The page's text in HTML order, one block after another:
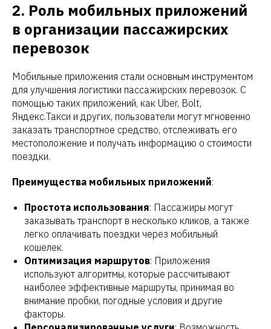
2. Роль мобильных приложений
в организации пассажирских
перевозок
Мобильные приложения стали основным инструментом
для улучшения логистики пассажирских перевозок. С
помощью таких приложений, как Uber, Bolt,
Яндекс.Такси и других, пользователи могут мгновенно
заказать транспортное средство, отслеживать его
местоположение и получать информацию о стоимости
поездки.
Преимущества мобильных приложений:
Простота использования: Пассажиры могут
заказывать транспорт в несколько кликов, а также
легко оплачивать поездки через мобильный
кошелек.
Оптимизация маршрутов: Приложения
используют алгоритмы, которые рассчитывают
наиболее эффективные маршруты, принимая во
внимание пробки, погодные условия и другие
факторы.